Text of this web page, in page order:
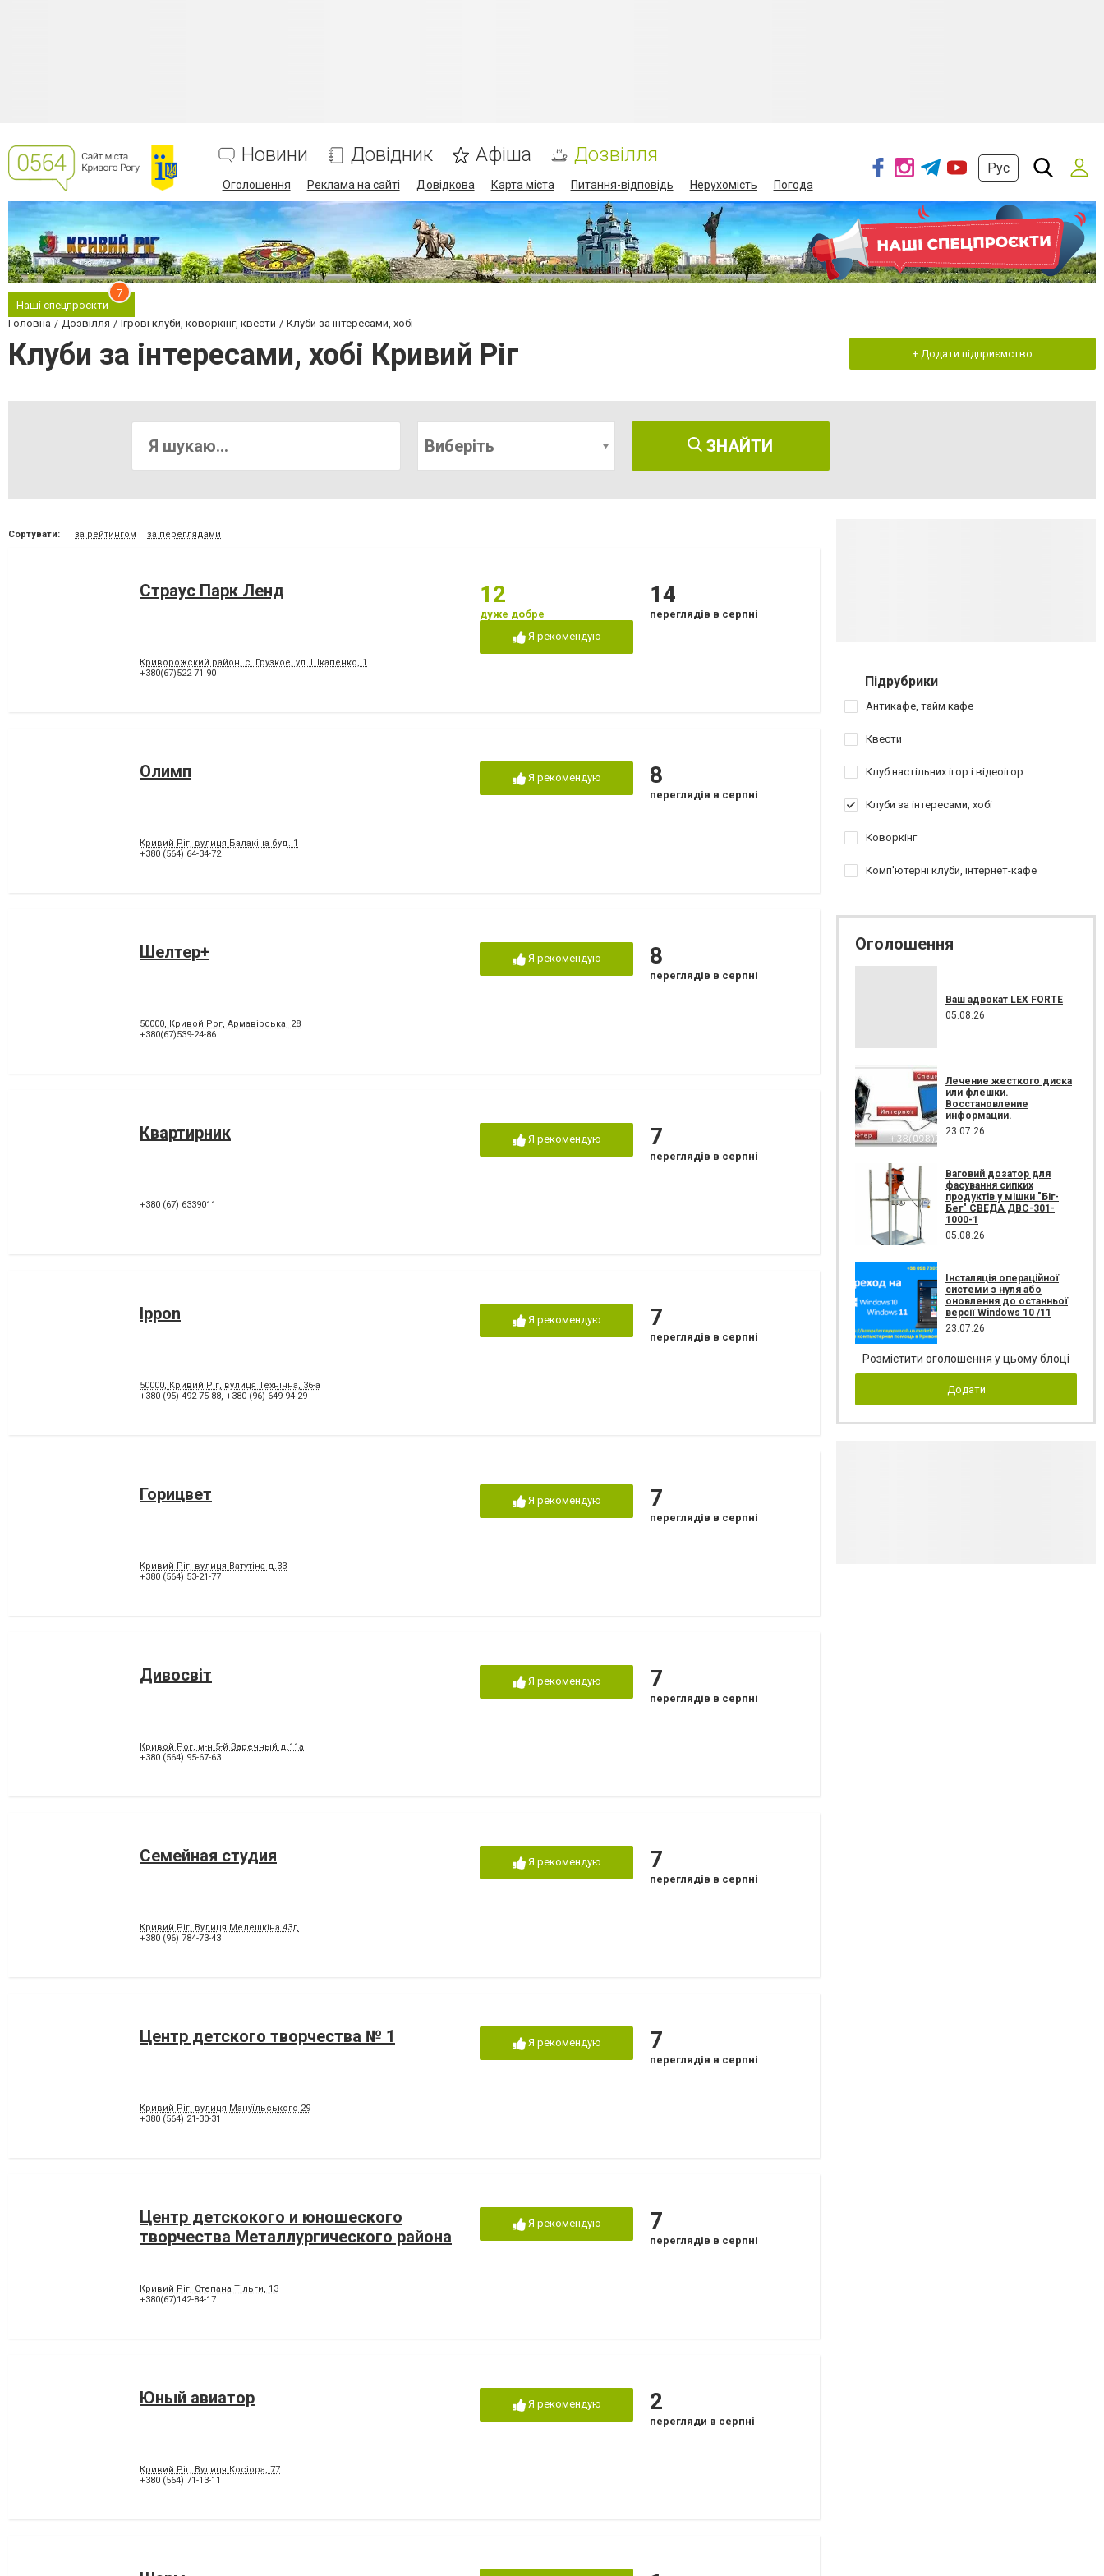
Новини Довідник Афіша Дозвілля
Оголошення Реклама на сайті Довідкова Карта міста Питання-відповідь Нерухомість Погода
Рус
Наші спецпроєкти
7
Головна Дозвілля Ігрові клуби, коворкінг, квести Клуби за інтересами, хобі
Клуби за інтересами, хобі Кривий Ріг + Додати підприємство
Виберіть ЗНАЙТИ
Сортувати: за рейтингом за переглядами
Страус Парк Ленд
Криворожский район, с. Грузкое, ул. Шкапенко, 1
+380(67)522 71 90
12
дуже добре
Я рекомендую
14
переглядів в серпні
Олимп
Кривий Ріг, вулиця Балакіна буд. 1
+380 (564) 64-34-72
Я рекомендую 8
переглядів в серпні
Шелтер+
50000, Кривой Рог, Армавірська, 28
+380(67)539-24-86
Я рекомендую 8
переглядів в серпні
Квартирник
+380 (67) 6339011
Я рекомендую 7
переглядів в серпні
Ippon
50000, Кривий Ріг, вулиця Технічна, 36-а
+380 (95) 492-75-88, +380 (96) 649-94-29
Я рекомендую 7
переглядів в серпні
Горицвет
Кривий Ріг, вулиця Ватутіна д.33
+380 (564) 53-21-77
Я рекомендую 7
переглядів в серпні
Дивосвіт
Кривой Рог, м-н 5-й Заречный д.11а
+380 (564) 95-67-63
Я рекомендую 7
переглядів в серпні
Семейная студия
Кривий Ріг, Вулиця Мелешкіна 43д
+380 (96) 784-73-43
Я рекомендую 7
переглядів в серпні
Центр детского творчества № 1
Кривий Ріг, вулиця Мануїльського 29
+380 (564) 21-30-31
Я рекомендую 7
переглядів в серпні
Центр детскокого и юношеского
творчества Металлургического района
Кривий Ріг, Степана Тільги, 13
+380(67)142-84-17
Я рекомендую 7
переглядів в серпні
Юный авиатор
Кривий Ріг, Вулиця Косіора, 77
+380 (564) 71-13-11
Я рекомендую 2
перегляди в серпні
Підрубрики
Антикафе, тайм кафе
Квести
Клуб настільних ігор і відеоігор
Клуби за інтересами, хобі
Коворкінг
Комп'ютерні клуби, інтернет-кафе
Оголошення
Ваш адвокат LEX FORTE
05.08.26
Лечение жесткого диска
или флешки.
Восстановление
информации.
23.07.26
Ваговий дозатор для
фасування сипких
продуктів у мішки "Біг-
Бег" СВЕДА ДВС-301-
1000-1
05.08.26
Інсталяція операційної
системи з нуля або
оновлення до останньої
версії Windows 10 /11
23.07.26
Розмістити оголошення у цьому блоці
Додати